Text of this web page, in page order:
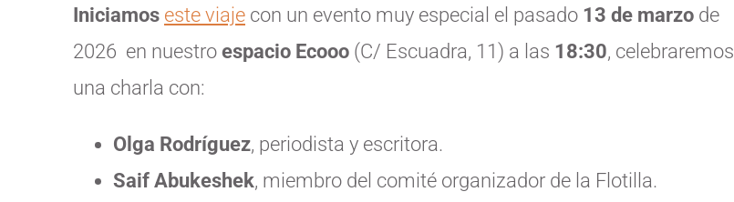
Iniciamos este viaje con un evento muy especial el pasado 13 de marzo de
2026 en nuestro espacio Ecooo (C/ Escuadra, 11) a las 18:30, celebraremos
una charla con:
Olga Rodríguez, periodista y escritora.
Saif Abukeshek, miembro del comité organizador de la Flotilla.